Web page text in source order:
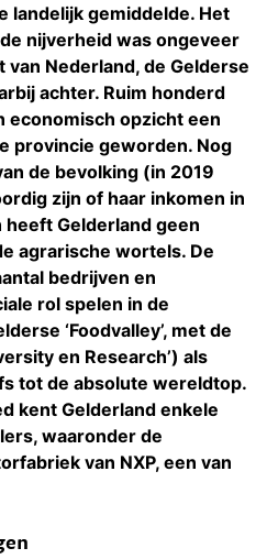
landelijk gemiddelde. Het
nijverheid was ongeveer
van Nederland, de Gelderse
achter. Ruim honderd
economisch opzicht een
provincie geworden. Nog
de bevolking (in 2019
zijn of haar inkomen in
Gelderland geen
agrarische wortels. De
bedrijven en
rol spelen in de
‘Foodvalley’, met de
en Research’) als
tot de absolute wereldtop.
kent Gelderland enkele
waaronder de
van NXP, een van